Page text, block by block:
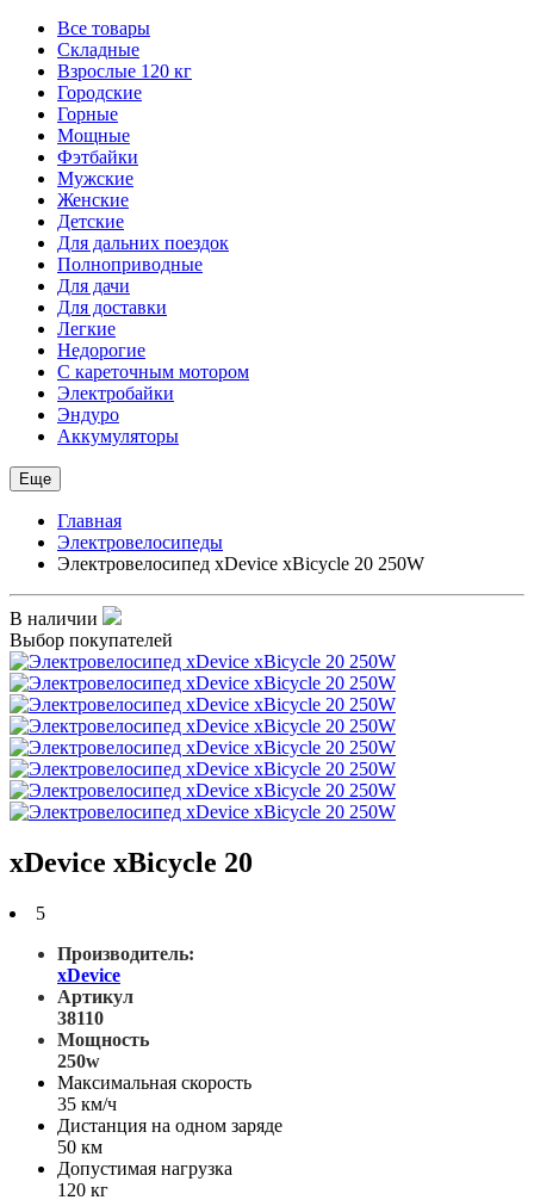
Все товары
Складные
Взрослые 120 кг
Городские
Горные
Мощные
Фэтбайки
Мужские
Женские
Детские
Для дальних поездок
Полноприводные
Для дачи
Для доставки
Легкие
Недорогие
С кареточным мотором
Электробайки
Эндуро
Аккумуляторы
Еще
Главная
Электровелосипеды
Электровелосипед xDevice xBicycle 20 250W
В наличии
Выбор покупателей
xDevice xBicycle 20
5
Производитель:
xDevice
Артикул
38110
Мощность
250w
Максимальная скорость
35 км/ч
Дистанция на одном заряде
50 км
Допустимая нагрузка
120 кг